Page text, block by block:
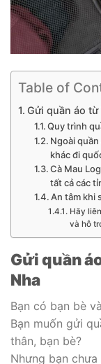
Table of
Gửi quần áo từ
Quy trình
Ngoài
khác đi
Cà Mau
tất cả các
An tâm khi
Hãy
và hỗ
Gửi quần
Nha
Bạn có bạn bè
Bạn muốn gửi
thân, bạn bè?
Nhưng bạn